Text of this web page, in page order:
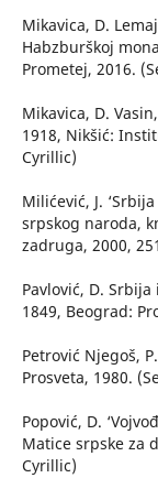
Mikavica, D.
Habzburškoj
Prometej, 2016.
Mikavica, D.
1918, Nikšić:
Cyrillic)
Milićević, J.
srpskog naroda,
zadruga, 2000,
Pavlović, D.
1849, Beograd:
Petrović Njegoš,
Prosveta, 1980.
Popović, D.
Matice srpske za
Cyrillic)